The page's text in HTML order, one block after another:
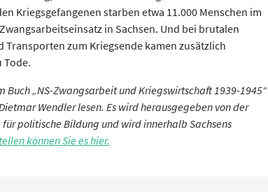
Kriegsgefangenen starben etwa 11.000 Menschen im
in Sachsen. Und bei brutalen
Transporten zum Kriegsende kamen zusätzlich
Tode.
Buch „NS-Zwangsarbeit und Kriegswirtschaft 1939-1945“
Wendler lesen. Es wird herausgegeben von der
politische Bildung und wird innerhalb Sachsens
können Sie es hier.